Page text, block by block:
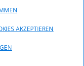
AKZEPTIEREN
unter
Zuschüsse oder